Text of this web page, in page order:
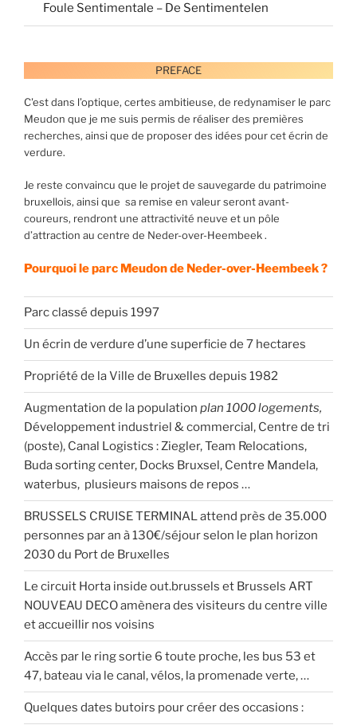
Foule Sentimentale – De Sentimentelen
PREFACE
C'est dans l’optique, certes ambitieuse, de redynamiser le parc
Meudon que je me suis permis de réaliser des premières
recherches, ainsi que de proposer des idées pour cet écrin de
verdure.
Je reste convaincu que le projet de sauvegarde du patrimoine
bruxellois, ainsi que sa remise en valeur seront avant-
coureurs, rendront une attractivité neuve et un pôle
d’attraction au centre de Neder-over-Heembeek .
Pourquoi le parc Meudon de Neder-over-Heembeek ?
Parc classé depuis 1997
Un écrin de verdure d’une superficie de 7 hectares
Propriété de la Ville de Bruxelles depuis 1982
Augmentation de la population plan 1000 logements,
Développement industriel & commercial, Centre de tri
(poste), Canal Logistics : Ziegler, Team Relocations,
Buda sorting center, Docks Bruxsel, Centre Mandela,
waterbus, plusieurs maisons de repos …
BRUSSELS CRUISE TERMINAL attend près de 35.000
personnes par an à 130€/séjour selon le plan horizon
2030 du Port de Bruxelles
Le circuit Horta inside out.brussels et Brussels ART
NOUVEAU DECO amènera des visiteurs du centre ville
et accueillir nos voisins
Accès par le ring sortie 6 toute proche, les bus 53 et
47, bateau via le canal, vélos, la promenade verte, …
Quelques dates butoirs pour créer des occasions :